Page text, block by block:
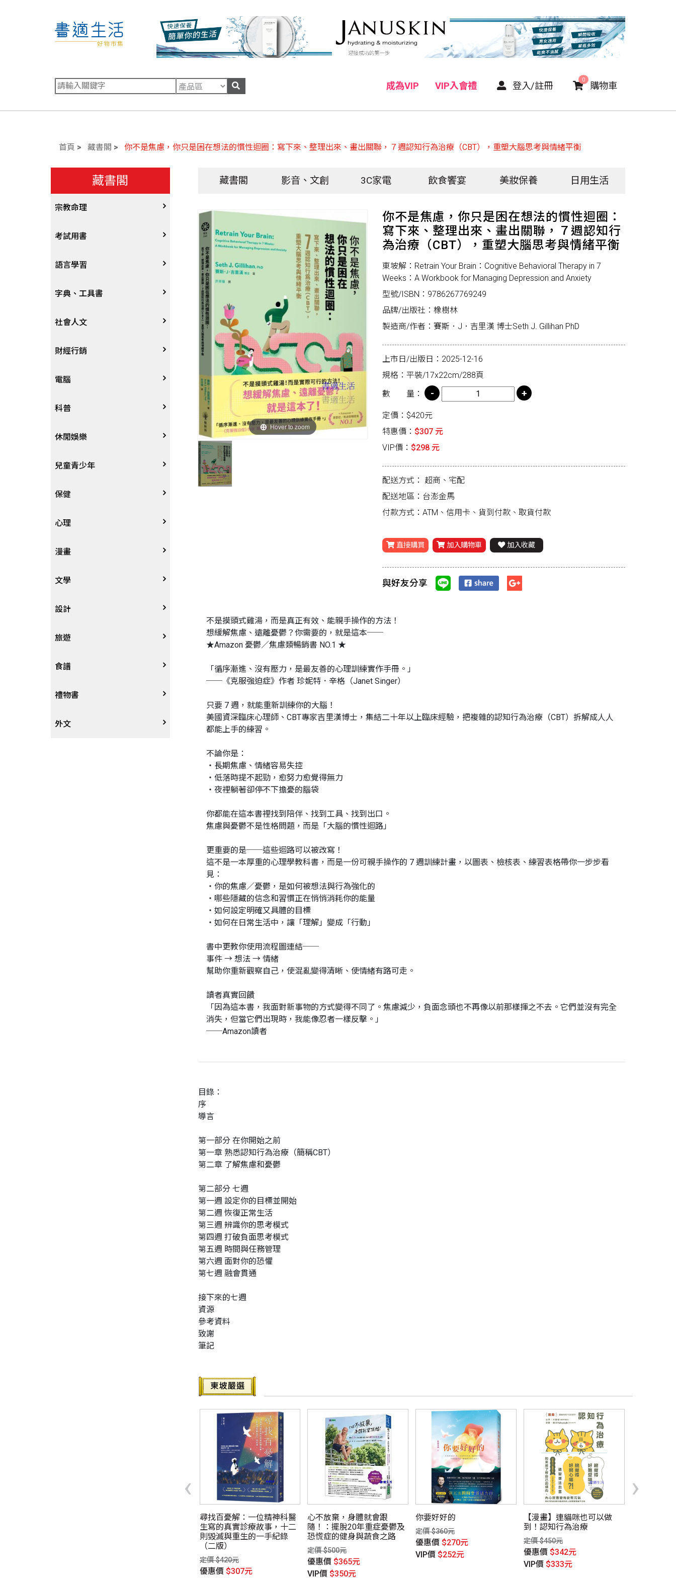
成為VIP VIP入會禮 登入/註冊 購物車
0
首頁 藏書閣 你不是焦慮，你只是困在想法的慣性迴圈：寫下來、整理出來、畫出關聯，７週認知行為治療（CBT），重塑大腦思考與情緒平衡
藏書閣
宗教命理
宗教
星象星座命理
考試用書
四技二專大學
國考、檢定
留學考試
學習法/考試方法
國中小參考書
語言學習
英語/美語
日語
韓語
歐語
東南亞語
閩南語/台語
其他語言
中文
字典、工具書
字辭典
百科、圖鑑
地圖集
其他工具書
社會人文
社會學、人文思想
法律
政治
軍事
哲學
歷史地理
歷史人物傳記
兩岸國際
財經行銷
行銷廣告
談判溝通
電子商務&趨勢
生涯規劃
經營管理、成功學
商學、經濟學
投資理財
人物傳記
職場工作術
電腦
軟體
硬體
技能檢定
電玩攻略
其他
科普
大自然動植物
天文地理
物理化學
科普
數學
航空
休閒娛樂
體育運動
音樂、樂譜
繪畫/書法
攝影
電影
棋藝桌遊
寵物
時尚、瘦身、芳療
戲劇、舞蹈
動腦解謎
兒童青少年
0~3歲
4~8歲
8~12歲
12~18歲
遊戲書
英語書
教育教養
保健
家庭、親子
疾病養生
醫療人文
心理
心理學
勵志成長
人際關係
生老病死
漫畫
漫畫
圖文繪本
限制級漫畫
文學
中文文學
中文詩詞
武俠小說
奇幻恐佈小說
推理小說
設計
藝術設計
居家佈置
建築工藝
園藝
旅遊
台灣
中港澳
日韓
食譜
中式
西式
禮物書
外文
藏書閣 影音、文創 3C家電 飲食饗宴 美妝保養 日用生活
Hover to zoom
你不是焦慮，你只是困在想法的慣性迴圈：
寫下來、整理出來、畫出關聯，７週認知行
為治療（CBT），重塑大腦思考與情緒平衡
東坡解：Retrain Your Brain：Cognitive Behavioral Therapy in 7
Weeks：A Workbook for Managing Depression and Anxiety
型號/ISBN：9786267769249
品牌/出版社：橡樹林
製造商/作者：賽斯．J．吉里漢 博士Seth J. Gillihan PhD
上市日/出版日：2025-12-16
規格：平裝/17x22cm/288頁
數 量：
定價：$420元
特惠價： $307 元
VIP價： $298 元
配送方式： 超商、宅配
配送地區：台澎金馬
付款方式：ATM、信用卡、貨到付款、取貨付款
直接購買 加入購物車 加入收藏
與好友分享
不是摸頭式雞湯，而是真正有效、能親手操作的方法！
想緩解焦慮、遠離憂鬱？你需要的，就是這本──
★Amazon 憂鬱／焦慮類暢銷書 NO.1 ★
「循序漸進、沒有壓力，是最友善的心理訓練實作手冊。」
──《克服強迫症》作者 珍妮特．辛格（Janet Singer）
只要 7 週，就能重新訓練你的大腦！
美國資深臨床心理師、CBT專家吉里漢博士，集結二十年以上臨床經驗，把複雜的認知行為治療（CBT）拆解成人人
都能上手的練習。
不論你是：
‧長期焦慮、情緒容易失控
‧低落時提不起勁，愈努力愈覺得無力
‧夜裡躺著卻停不下擔憂的腦袋
你都能在這本書裡找到陪伴、找到工具、找到出口。
焦慮與憂鬱不是性格問題，而是「大腦的慣性迴路」
更重要的是──這些迴路可以被改寫！
這不是一本厚重的心理學教科書，而是一份可親手操作的 7 週訓練計畫，以圖表、檢核表、練習表格帶你一步步看
見：
‧你的焦慮／憂鬱，是如何被想法與行為強化的
‧哪些隱藏的信念和習慣正在悄悄消耗你的能量
‧如何設定明確又具體的目標
‧如何在日常生活中，讓「理解」變成「行動」
書中更教你使用流程圖連結──
事件 → 想法 → 情緒
幫助你重新觀察自己，使混亂變得清晰、使情緒有路可走。
讀者真實回饋
「因為這本書，我面對新事物的方式變得不同了。焦慮減少，負面念頭也不再像以前那樣揮之不去。它們並沒有完全
消失，但當它們出現時，我能像忍者一樣反擊。」
──Amazon讀者
目錄：
序
導言
第一部分 在你開始之前
第一章 熟悉認知行為治療（簡稱CBT）
第二章 了解焦慮和憂鬱
第二部分 七週
第一週 設定你的目標並開始
第二週 恢復正常生活
第三週 辨識你的思考模式
第四週 打破負面思考模式
第五週 時間與任務管理
第六週 面對你的恐懼
第七週 融會貫通
接下來的七週
資源
參考資料
致謝
筆記
尋找百憂解：一位精神科醫
生寫的真實診療故事，十二
則毀滅與重生的一手紀錄
（二版）
定價 $420元
優惠價 $307元
心不放棄，身體就會跟
隨！：擺脫20年重症憂鬱及
恐慌症的健身與蔬食之路
定價 $500元
優惠價 $365元
VIP價 $350元
你要好好的
定價 $360元
優惠價 $270元
VIP價 $252元
【漫畫】連貓咪也可以做
到！認知行為治療
定價 $450元
優惠價 $342元
VIP價 $333元
‹ ›